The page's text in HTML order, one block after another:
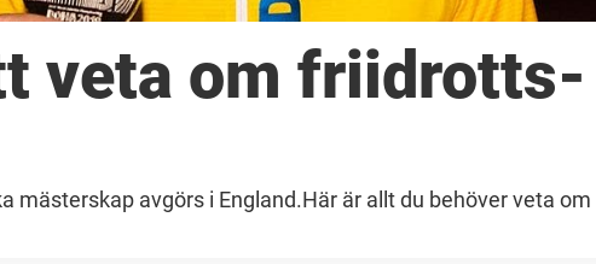
veta om friidrotts-
avgörs i England.Här är allt du behöver veta om